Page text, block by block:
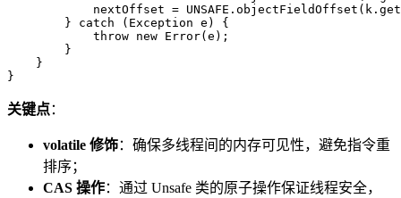
nextOffset =
        }
catch (Exception e) {
throw new Error(e);
        }
    }
}
关键点：
volatile 修饰：确保多线程间的内存可见性，避免指令重
排序；
CAS 操作：通过 Unsafe 类的原子操作保证线程安全，